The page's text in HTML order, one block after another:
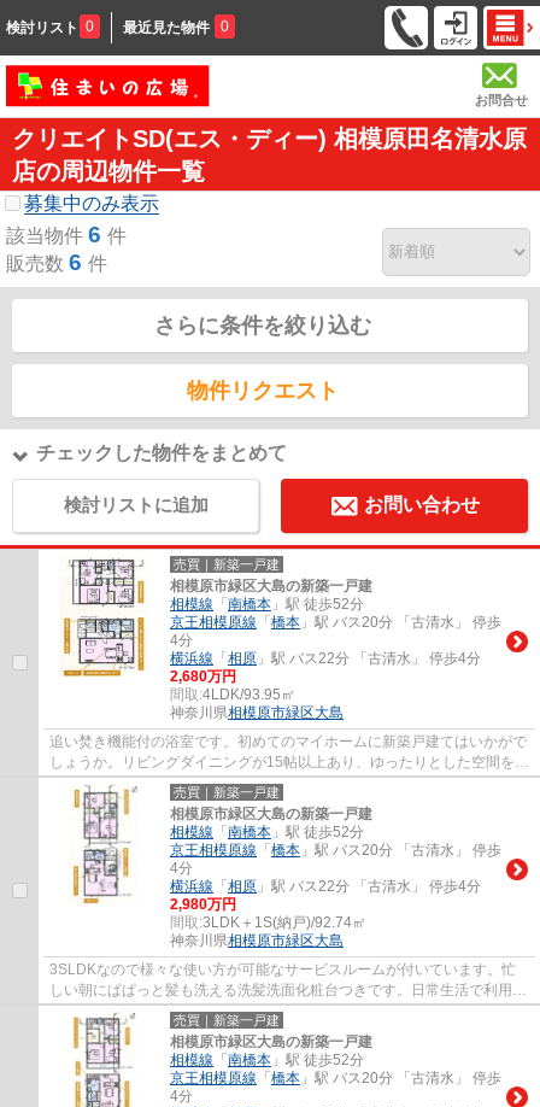
検討リスト 0 最近見た物件 0
お問合せ
クリエイトSD(エス・ディー) 相模原田名清水原
店の周辺物件一覧
募集中のみ表示
該当物件 6 件
販売数 6 件
さらに条件を絞り込む
物件リクエスト
チェックした物件をまとめて
検討リストに追加 お問い合わせ
売買｜新築一戸建
相模原市緑区大島の新築一戸建
相模線 「 南橋本 」駅 徒歩52分
京王相模原線 「 橋本 」駅 バス20分 「古清水」 停歩
4分
横浜線 「 相原 」駅 バス22分 「古清水」 停歩4分
2,680万円
間取:4LDK/93.95㎡
神奈川県相模原市緑区大島
追い焚き機能付の浴室です。初めてのマイホームに新築戸建てはいかがで
しょうか。リビングダイニングが15帖以上あり、ゆったりとした空間を楽
しむことができます。来客が一目でわかるT...
売買｜新築一戸建
相模原市緑区大島の新築一戸建
相模線 「 南橋本 」駅 徒歩52分
京王相模原線 「 橋本 」駅 バス20分 「古清水」 停歩
4分
横浜線 「 相原 」駅 バス22分 「古清水」 停歩4分
2,980万円
間取:3LDK＋1S(納戸)/92.74㎡
神奈川県相模原市緑区大島
3SLDKなので様々な使い方が可能なサービスルームが付いています。忙
しい朝にぱぱっと髪も洗える洗髪洗面化粧台つきです。日常生活で利用頻
度の高い水回りだからこそ、使い勝手のいいシ...
売買｜新築一戸建
相模原市緑区大島の新築一戸建
相模線 「 南橋本 」駅 徒歩52分
京王相模原線 「 橋本 」駅 バス20分 「古清水」 停歩
4分